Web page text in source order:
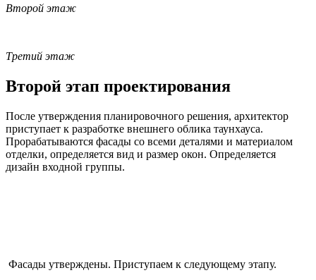
Второй этаж
Третий этаж
Второй этап проектирования
После утверждения планировочного решения, архитектор
приступает к разработке внешнего облика таунхауса.
Прорабатываются фасады со всеми деталями и материалом
отделки, определяется вид и размер окон. Определяется
дизайн входной группы.
Фасады утверждены. Приступаем к следующему этапу.